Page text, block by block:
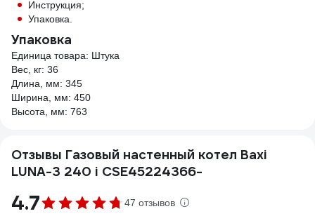
Инструкция;
Упаковка.
Упаковка
Единица товара: Штука
Вес, кг: 36
Длина, мм: 345
Ширина, мм: 450
Высота, мм: 763
Отзывы Газовый настенный котел Baxi
LUNA-3 240 i CSE45224366-
4.7 47 отзывов